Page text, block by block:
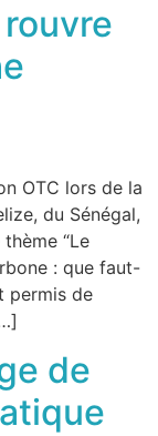
OTC lors de la
du Sénégal,
“Le
: que faut-
permis de
de